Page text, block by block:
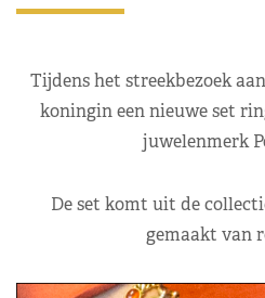
Tijdens het streekbezoek
koningin een nieuwe set
juwelenmerk
De set komt uit de
gemaakt van